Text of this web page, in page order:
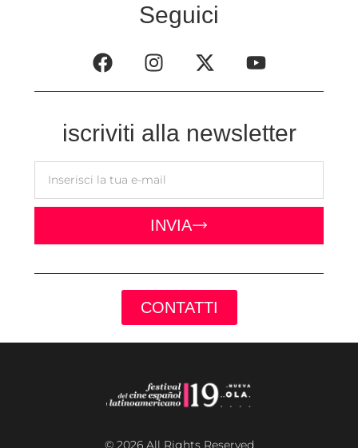
Seguici
iscriviti alla newsletter
INVIA
CONTATTI
© 2026 All Rights Reserved